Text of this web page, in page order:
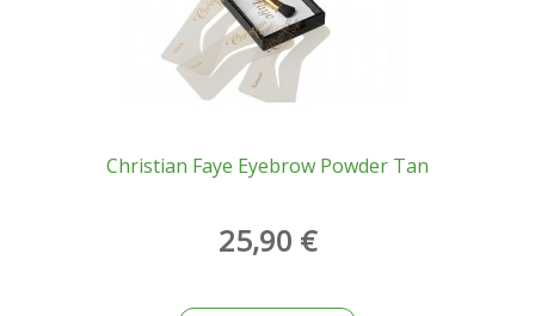
Christian Faye Eyebrow Powder Tan
25,90 €